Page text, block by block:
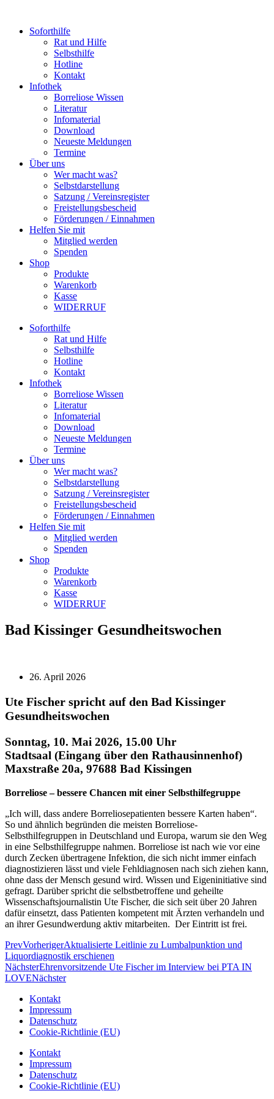
Soforthilfe
Rat und Hilfe
Selbsthilfe
Hotline
Kontakt
Infothek
Borreliose Wissen
Literatur
Infomaterial
Download
Neueste Meldungen
Termine
Über uns
Wer macht was?
Selbstdarstellung
Satzung / Vereinsregister
Freistellungsbescheid
Förderungen / Einnahmen
Helfen Sie mit
Mitglied werden
Spenden
Shop
Produkte
Warenkorb
Kasse
WIDERRUF
Soforthilfe
Rat und Hilfe
Selbsthilfe
Hotline
Kontakt
Infothek
Borreliose Wissen
Literatur
Infomaterial
Download
Neueste Meldungen
Termine
Über uns
Wer macht was?
Selbstdarstellung
Satzung / Vereinsregister
Freistellungsbescheid
Förderungen / Einnahmen
Helfen Sie mit
Mitglied werden
Spenden
Shop
Produkte
Warenkorb
Kasse
WIDERRUF
Bad Kissinger Gesundheitswochen
26. April 2026
Ute Fischer spricht auf den Bad Kissinger
Gesundheitswochen
Sonntag, 10. Mai 2026, 15.00 Uhr
Stadtsaal (Eingang über den Rathausinnenhof)
Maxstraße 20a, 97688 Bad Kissingen
Borreliose – bessere Chancen mit einer Selbsthilfegruppe
„Ich will, dass andere Borreliosepatienten bessere Karten haben“.
So und ähnlich begründen die meisten Borreliose-
Selbsthilfegruppen in Deutschland und Europa, warum sie den Weg
in eine Selbsthilfegruppe nahmen. Borreliose ist nach wie vor eine
durch Zecken übertragene Infektion, die sich nicht immer einfach
diagnostizieren lässt und viele Fehldiagnosen nach sich ziehen kann,
ohne dass der Mensch gesund wird. Wissen und Eigeninitiative sind
gefragt. Darüber spricht die selbstbetroffene und geheilte
Wissenschaftsjournalistin Ute Fischer, die sich seit über 20 Jahren
dafür einsetzt, dass Patienten kompetent mit Ärzten verhandeln und
an ihrer Gesundwerdung aktiv mitarbeiten. Der Eintritt ist frei.
PrevVorherigerAktualisierte Leitlinie zu Lumbalpunktion und
Liquordiagnostik erschienen
NächsterEhrenvorsitzende Ute Fischer im Interview bei PTA IN
LOVENächster
Kontakt
Impressum
Datenschutz
Cookie-Richtlinie (EU)
Kontakt
Impressum
Datenschutz
Cookie-Richtlinie (EU)